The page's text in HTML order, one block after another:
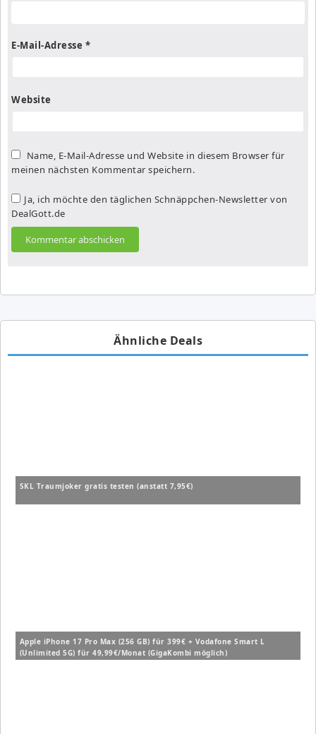
E-Mail-Adresse *
Website
Name, E-Mail-Adresse und Website in diesem Browser für
meinen nächsten Kommentar speichern.
Ja, ich möchte den täglichen Schnäppchen-Newsletter von
DealGott.de
Ähnliche Deals
SKL Traumjoker gratis testen (anstatt 7,95€)
Apple iPhone 17 Pro Max (256 GB) für 399€ + Vodafone Smart L
(Unlimited 5G) für 49,99€/Monat (GigaKombi möglich)